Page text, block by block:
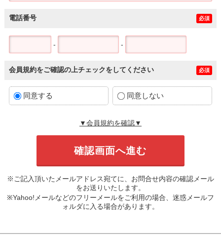
電話番号 必須
- -
会員規約をご確認の上チェックをしてください 必須
同意する 同意しない
▼会員規約を確認▼
※ご記入頂いたメールアドレス宛てに、お問合せ内容の確認メール
をお送りいたします。
※Yahoo!メールなどのフリーメールをご利用の場合、迷惑メールフ
ォルダに入る場合があります。